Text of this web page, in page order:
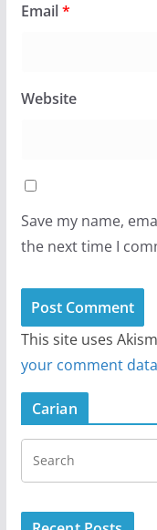
Email*
Website
Save my name,
the next time I
This site uses
your comment
Carian